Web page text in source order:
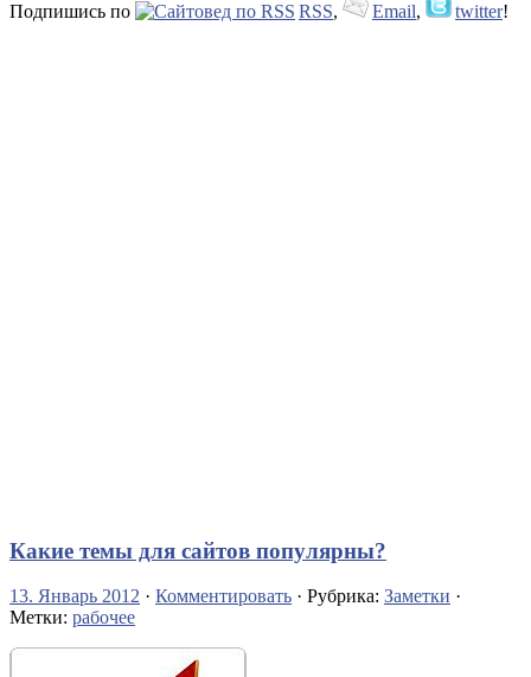
Подпишись по RSS, Email, twitter!
Какие темы для сайтов популярны?
13. Январь 2012 · Комментировать · Рубрика: Заметки ·
Метки: рабочее